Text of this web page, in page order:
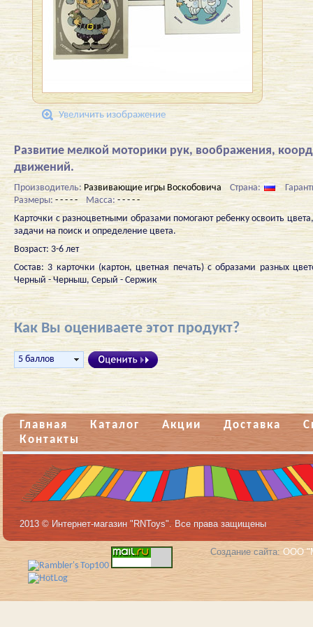
Увеличить изображение
Развитие мелкой моторики рук, воображения,
движений.
Производитель: Развивающие игры Воскобовича Страна:
Размеры: - - - - - Масса: - - - - -
Карточки с разноцветными образами помогают ребенку освоить
задачи на поиск и определение цвета.
Возраст: 3-6 лет
Состав: 3 карточки (картон, цветная печать) с образами разных
Черный - Черныш, Серый - Сержик
Как Вы оцениваете этот продукт?
Главная Каталог Акции Доставка
Контакты
2013 © Интернет-магазин "RNToys". Все права защищены
Создание сайта: ООО